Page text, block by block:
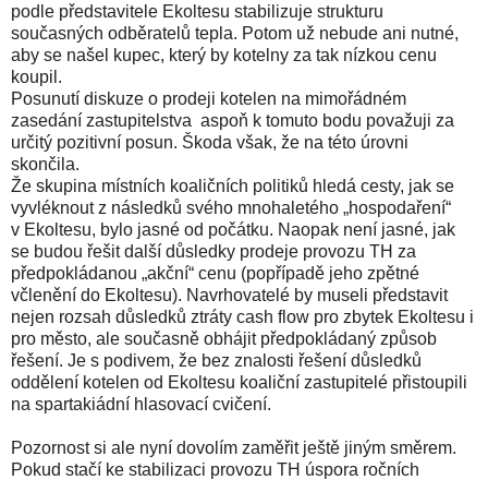
podle představitele Ekoltesu stabilizuje strukturu
současných odběratelů tepla. Potom už nebude ani nutné,
aby se našel kupec, který by kotelny za tak nízkou cenu
koupil.
Posunutí diskuze o prodeji kotelen na mimořádném
zasedání zastupitelstva aspoň k tomuto bodu považuji za
určitý pozitivní posun. Škoda však, že na této úrovni
skončila.
Že skupina místních koaličních politiků hledá cesty, jak se
vyvléknout z následků svého mnohaletého „hospodaření“
v Ekoltesu, bylo jasné od počátku. Naopak není jasné, jak
se budou řešit další důsledky prodeje provozu TH za
předpokládanou „akční“ cenu (popřípadě jeho zpětné
včlenění do Ekoltesu). Navrhovatelé by museli představit
nejen rozsah důsledků ztráty cash flow pro zbytek Ekoltesu i
pro město, ale současně obhájit předpokládaný způsob
řešení. Je s podivem, že bez znalosti řešení důsledků
oddělení kotelen od Ekoltesu koaliční zastupitelé přistoupili
na spartakiádní hlasovací cvičení.
Pozornost si ale nyní dovolím zaměřit ještě jiným směrem.
Pokud stačí ke stabilizaci provozu TH úspora ročních